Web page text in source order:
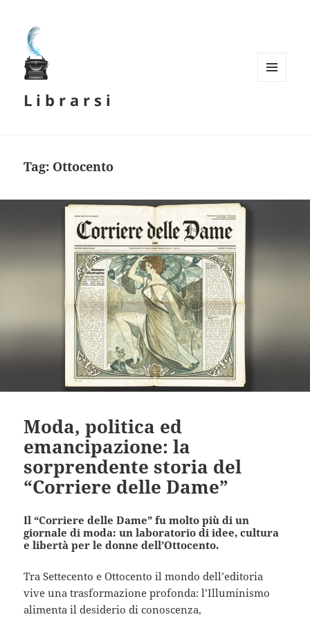
L i b r a r s i
Tag: Ottocento
Moda, politica ed
emancipazione: la
sorprendente storia del
“Corriere delle Dame”
Il “Corriere delle Dame” fu molto più di un
giornale di moda: un laboratorio di idee, cultura
e libertà per le donne dell’Ottocento.
Tra Settecento e Ottocento il mondo dell’editoria
vive una trasformazione profonda: l’Illuminismo
alimenta il desiderio di conoscenza,